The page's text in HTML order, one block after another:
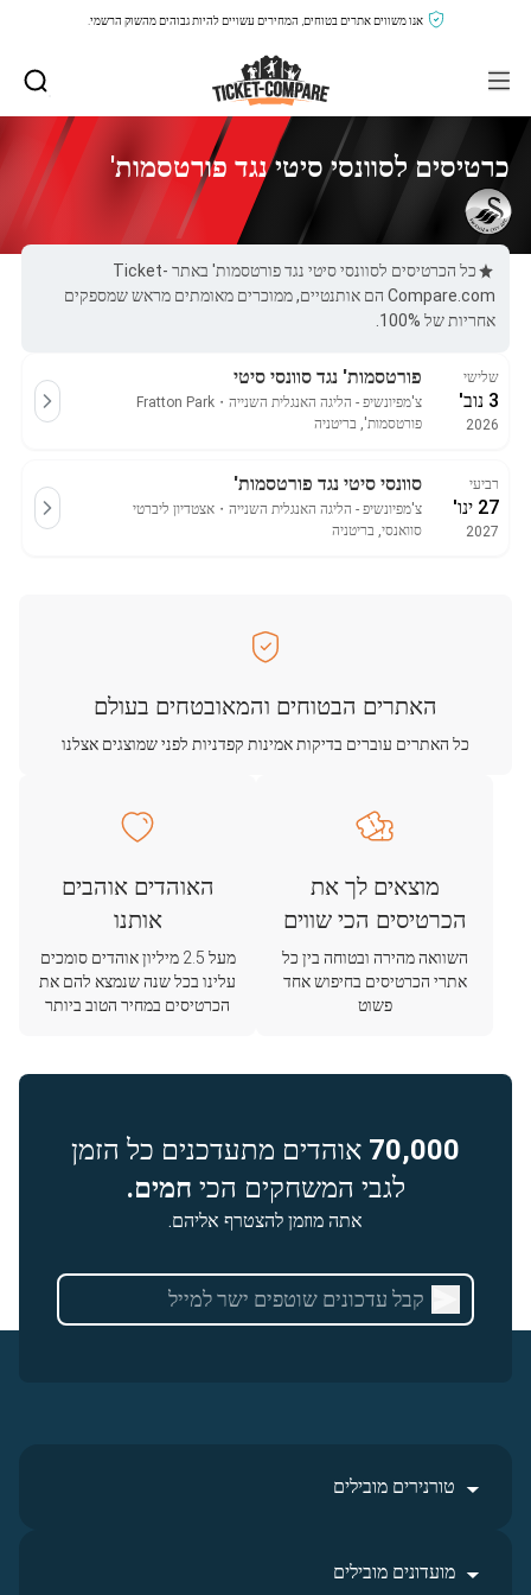
אנו משווים אתרים בטוחים, המחירים עשויים להיות גבוהים מהשוק הרשמי.
כרטיסים לסוונסי סיטי נגד פורטסמות'
כל הכרטיסים לסוונסי סיטי נגד פורטסמות' באתר Ticket-
Compare.com הם אותנטיים, ממוכרים מאומתים מראש שמספקים
אחריות של 100%.
שלישי
3 נוב'
2026
פורטסמות' נגד סוונסי סיטי
צ'מפיונשיפ - הליגה האנגלית השנייה ・
Fratton Park
פורטסמות', בריטניה
רביעי
27 ינו'
2027
סוונסי סיטי נגד פורטסמות'
צ'מפיונשיפ - הליגה האנגלית השנייה ・ אצטדיון ליברטי
סוואנסי, בריטניה
האתרים הבטוחים והמאובטחים בעולם
כל האתרים עוברים בדיקות אמינות קפדניות לפני שמוצגים אצלנו
מוצאים לך את
הכרטיסים הכי שווים
השוואה מהירה ובטוחה בין כל
אתרי הכרטיסים בחיפוש אחד
פשוט
האוהדים אוהבים
אותנו
מעל 2.5 מיליון אוהדים סומכים
עלינו בכל שנה שנמצא להם את
הכרטיסים במחיר הטוב ביותר
70,000 אוהדים מתעדכנים כל הזמן
לגבי המשחקים הכי חמים.
אתה מוזמן להצטרף אליהם.
טורנירים מובילים
מועדונים מובילים